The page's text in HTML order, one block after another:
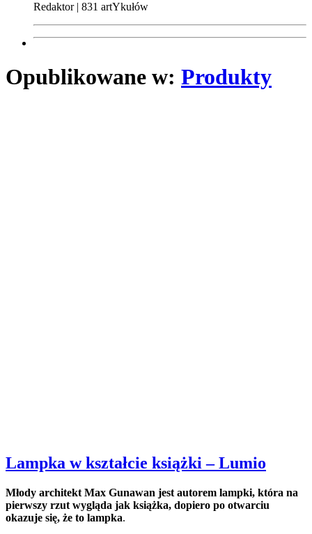
Redaktor | 831 artYkułów
Opublikowane w: Produkty
Lampka w kształcie książki – Lumio
Młody architekt Max Gunawan jest autorem lampki, która na
pierwszy rzut wygląda jak książka, dopiero po otwarciu
okazuje się, że to lampka.